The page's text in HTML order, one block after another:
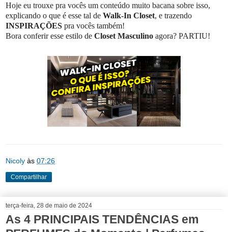
Hoje eu trouxe pra vocês um conteúdo muito bacana sobre isso,
explicando o que é esse tal de Walk-In Closet, e trazendo
INSPIRAÇÕES pra vocês também!
Bora conferir esse estilo de Closet Masculino agora? PARTIU!
Nicoly às 07:26
Compartilhar
terça-feira, 28 de maio de 2024
As 4 PRINCIPAIS TENDÊNCIAS em